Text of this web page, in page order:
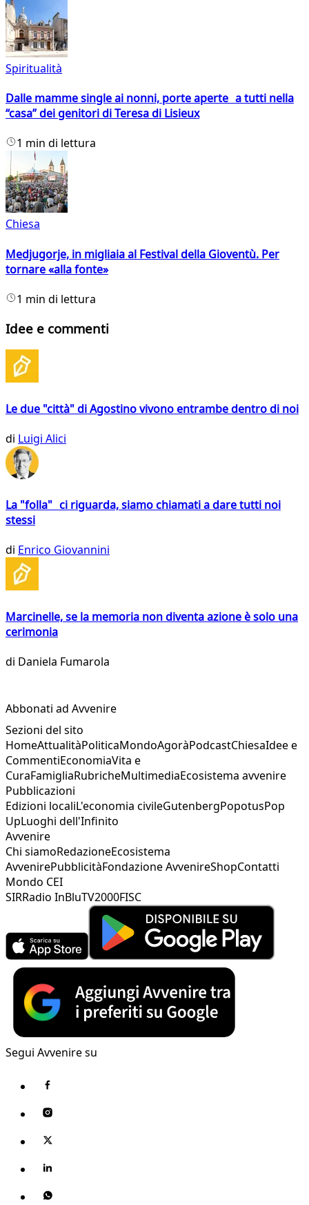
Spiritualità
Dalle mamme single ai nonni, porte aperte a tutti nella
“casa” dei genitori di Teresa di Lisieux
1 min di lettura
Chiesa
Medjugorje, in migliaia al Festival della Gioventù. Per
tornare «alla fonte»
1 min di lettura
Idee e commenti
Le due "città" di Agostino vivono entrambe dentro di noi
di Luigi Alici
La "folla" ci riguarda, siamo chiamati a dare tutti noi
stessi
di Enrico Giovannini
Marcinelle, se la memoria non diventa azione è solo una
cerimonia
di Daniela Fumarola
Abbonati ad Avvenire
Sezioni del sito
HomeAttualitàPoliticaMondoAgoràPodcastChiesaIdee e
CommentiEconomiaVita e
CuraFamigliaRubricheMultimediaEcosistema avvenire
Pubblicazioni
Edizioni localiL'economia civileGutenbergPopotusPop
UpLuoghi dell'Infinito
Avvenire
Chi siamoRedazioneEcosistema
AvvenirePubblicitàFondazione AvvenireShopContatti
Mondo CEI
SIRRadio InBluTV2000FISC
Segui Avvenire su